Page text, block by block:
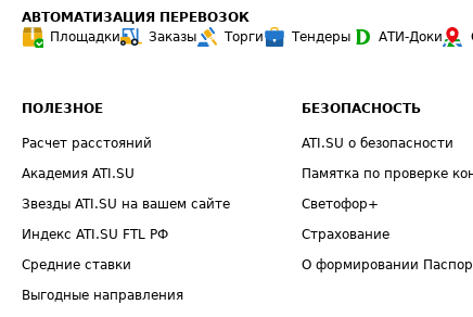
АВТОМАТИЗАЦИЯ ПЕРЕВОЗОК
Площадки
Заказы Торги Тендеры АТИ-Доки
ПОЛЕЗНОЕ
Расчет расстояний
Академия ATI.SU
Звезды ATI.SU на вашем сайте
Индекс ATI.SU FTL РФ
Средние ставки
Выгодные направления
БЕЗОПАСНОСТЬ
ATI.SU о безопасности
Памятка по проверке
Светофор+
Страхование
О формировании